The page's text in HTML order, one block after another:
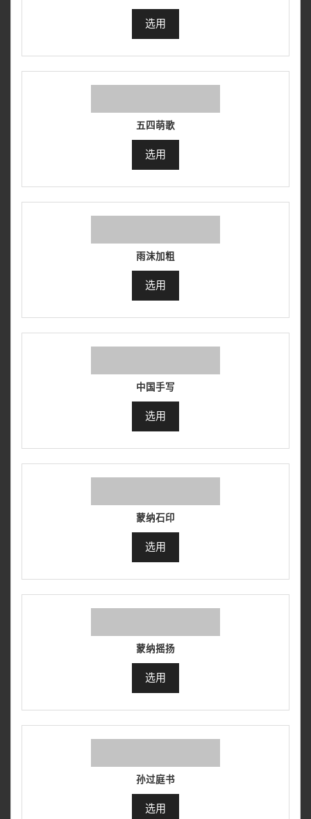
选用
五四萌歌
选用
雨沫加粗
选用
中国手写
选用
蒙纳石印
选用
蒙纳摇扬
选用
孙过庭书
选用